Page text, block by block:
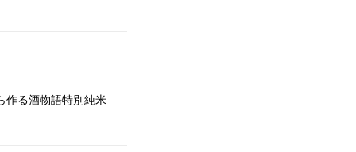
作る酒物語特別純米